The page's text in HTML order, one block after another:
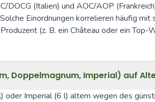
DOCG (Italien) und AOC/AOP
Einordnungen korrelieren häufig
(z. B. ein Château oder ein Top-
Doppelmagnum, Imperial) auf
Imperial (6 l) altern wegen des